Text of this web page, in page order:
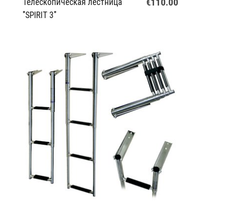
Телескопическая лестница
"SPIRIT 3"
€110.00